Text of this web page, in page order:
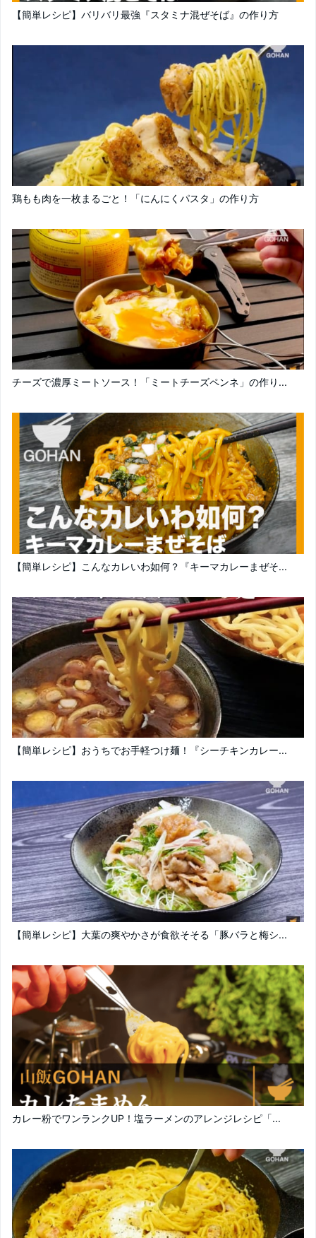
【簡単レシピ】バリバリ最強『スタミナ混ぜそば』の作り方
鶏もも肉を一枚まるごと！「にんにくパスタ」の作り方
チーズで濃厚ミートソース！「ミートチーズペンネ」の作り...
【簡単レシピ】こんなカレいわ如何？『キーマカレーまぜそ...
【簡単レシピ】おうちでお手軽つけ麺！『シーチキンカレー...
【簡単レシピ】大葉の爽やかさが食欲そそる「豚バラと梅シ...
カレー粉でワンランクUP！塩ラーメンのアレンジレシピ「...